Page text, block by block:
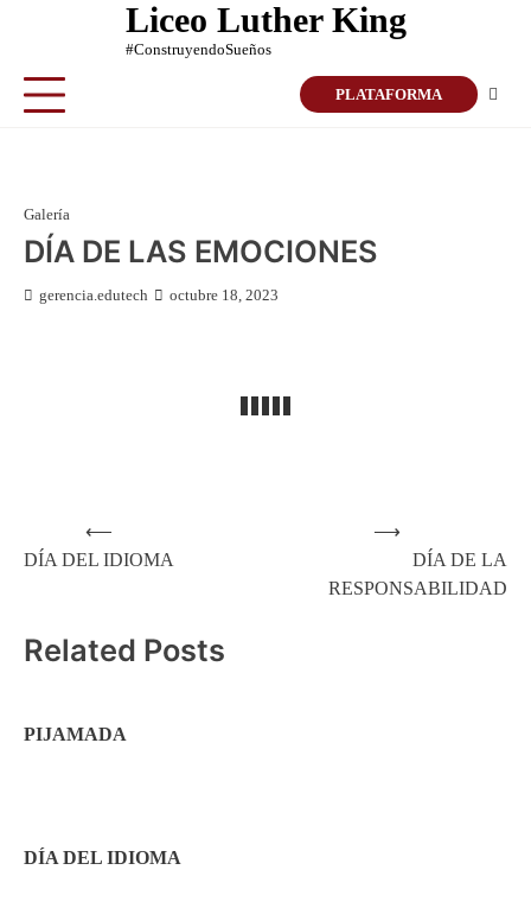
Liceo Luther King
#ConstruyendoSueños
PLATAFORMA
Galería
DÍA DE LAS EMOCIONES
gerencia.edutech octubre 18, 2023
Navegación
de
⟵
DÍA DEL IDIOMA
DÍA DE LA
RESPONSABILIDAD
⟶
Related Posts
PIJAMADA
DÍA DEL IDIOMA